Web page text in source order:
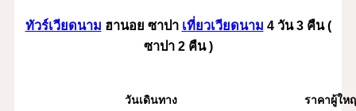
ทัวร์เวียดนาม ฮานอย ซาปา เที่ยวเวียดนาม 4 วัน 3 คืน (
ซาปา 2 คืน )
วันเดินทาง ราคาผู้ให